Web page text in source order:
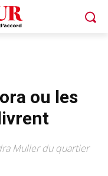
ou les
Muller du quartier